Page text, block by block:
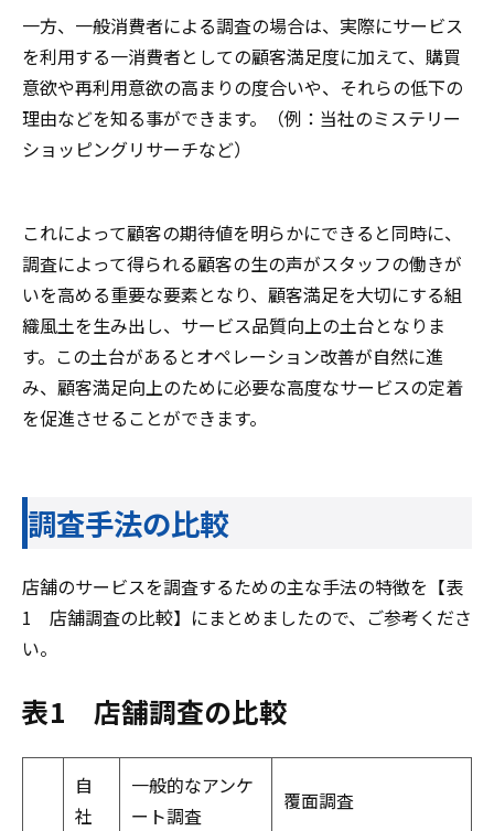
一方、一般消費者による調査の場合は、実際にサービス
を利用する一消費者としての顧客満足度に加えて、購買
意欲や再利用意欲の高まりの度合いや、それらの低下の
理由などを知る事ができます。（例：当社のミステリー
ショッピングリサーチなど）
これによって顧客の期待値を明らかにできると同時に、
調査によって得られる顧客の生の声がスタッフの働きが
いを高める重要な要素となり、顧客満足を大切にする組
織風土を生み出し、サービス品質向上の土台となりま
す。この土台があるとオペレーション改善が自然に進
み、顧客満足向上のために必要な高度なサービスの定着
を促進させることができます。
調査手法の比較
店舗のサービスを調査するための主な手法の特徴を【表
1 店舗調査の比較】にまとめましたので、ご参考くださ
い。
表1 店舗調査の比較
自
社
一般的なアンケ
ート調査
覆面調査